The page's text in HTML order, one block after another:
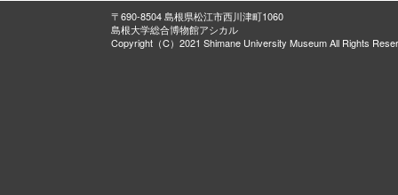
〒690-8504 島根県松江市西川津町1060
島根大学総合博物館アシカル
Copyright（C）2021 Shimane University Museum All Rights